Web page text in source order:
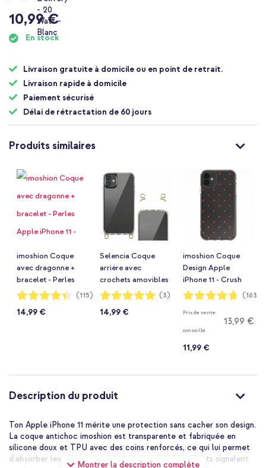
10,99 €
En stock
Livraison gratuite à domicile ou en point de retrait.
Livraison rapide à domicile
Paiement sécurisé
Délai de rétractation de 60 jours
Produits similaires
imoshion Coque
avec dragonne +
bracelet - Perles
Apple iPhone 11 -
Notation:
87%
(115)
14,99 €
Selencia Coque
arrière avec
crochets amovibles
Apple iPhone 11 -
Notation:
100%
(3)
14,99 €
imoshion Coque
Design Apple
iPhone 11 - Crush
Check
Notation:
94%
(1630)
Prix de vente
conseillé
13,99 €
11,99 €
Description du produit
Montrer la description complète
Ton Apple iPhone 11 mérite une protection sans cacher son design.
La coque antichoc imoshion est transparente et fabriquée en
silicone doux et TPU avec des coins renforcés, ce qui lui permet
d'absorber les chocs tout en restant mince. Les clients signalent